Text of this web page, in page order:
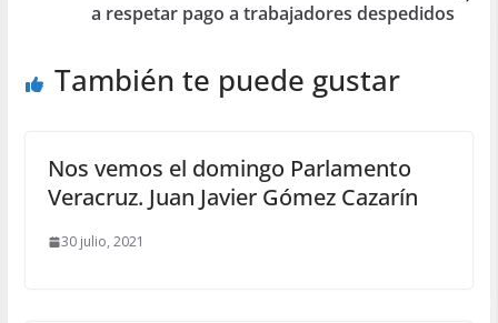
a respetar pago a trabajadores despedidos
También te puede gustar
Nos vemos el domingo Parlamento
Veracruz. Juan Javier Gómez Cazarín
30 julio, 2021